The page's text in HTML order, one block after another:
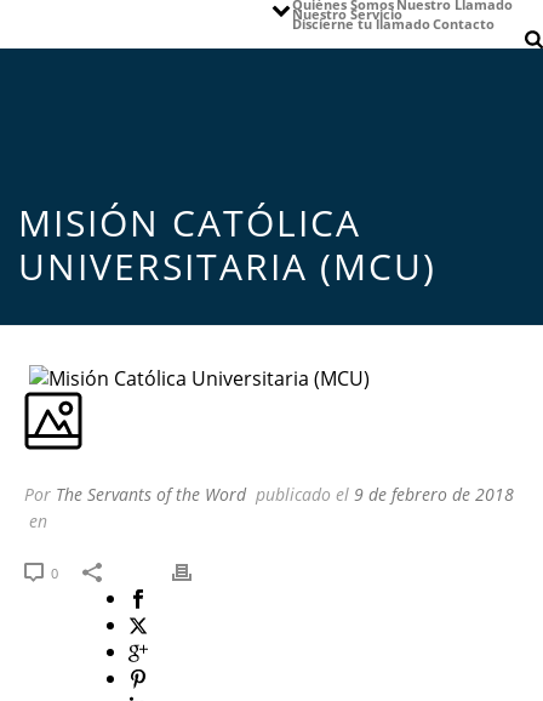
Quiénes Somos Nuestro Llamado
Nuestro Servicio
Discierne tu llamadoContacto
MISIÓN CATÓLICA
UNIVERSITARIA (MCU)
Por The Servants of the Word publicado el 9 de febrero de 2018
en
0